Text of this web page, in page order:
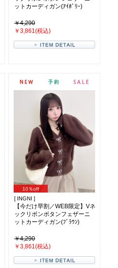
ットカーディガン(ｱｲﾎﾞﾘｰ)
￥4,290
￥3,861(税込)
10％off
[ INGNI ]
【今だけ早割／WEB限定】Vネ
ックリボンボタンフェザーニ
ットカーディガン(ﾌﾞﾗｳﾝ)
￥4,290
￥3,861(税込)